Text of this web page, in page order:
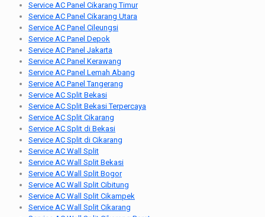
Service AC Panel Cikarang Timur
Service AC Panel Cikarang Utara
Service AC Panel Cileungsi
Service AC Panel Depok
Service AC Panel Jakarta
Service AC Panel Kerawang
Service AC Panel Lemah Abang
Service AC Panel Tangerang
Service AC Split Bekasi
Service AC Split Bekasi Terpercaya
Service AC Split Cikarang
Service AC Split di Bekasi
Service AC Split di Cikarang
Service AC Wall Split
Service AC Wall Split Bekasi
Service AC Wall Split Bogor
Service AC Wall Split Cibitung
Service AC Wall Split Cikampek
Service AC Wall Split Cikarang